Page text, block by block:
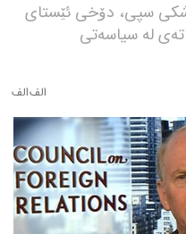
سپی، دۆخی ئێستای
لە سیاسەتی